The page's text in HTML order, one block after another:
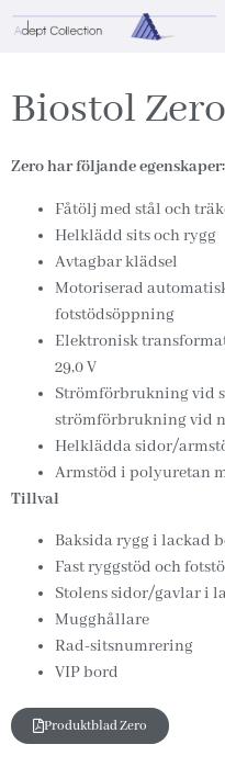
Biostol Zero
Zero har följande egenskaper:
Fåtölj med stål och
Helklädd sits och rygg
Avtagbar klädsel
Motoriserad
fotstödsöppning
Elektronisk
29,0 V
Strömförbrukning vid
strömförbrukning vid
Helklädda sidor/
Armstöd i polyuretan
Tillval
Baksida rygg i lackad
Fast ryggstöd och
Stolens sidor/gavlar i
Mugghållare
Rad-sitsnumrering
VIP bord
Produktblad Zero